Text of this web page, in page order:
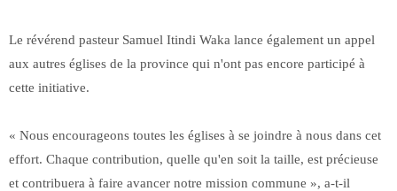
Le révérend pasteur Samuel Itindi Waka lance également un appel
aux autres églises de la province qui n'ont pas encore participé à
cette initiative.
« Nous encourageons toutes les églises à se joindre à nous dans cet
effort. Chaque contribution, quelle qu'en soit la taille, est précieuse
et contribuera à faire avancer notre mission commune », a-t-il